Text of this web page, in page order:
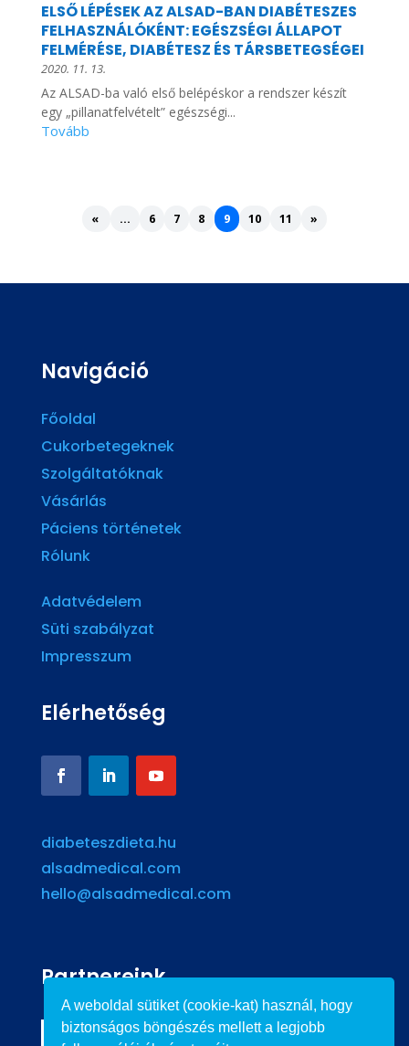
ELSŐ LÉPÉSEK AZ ALSAD-BAN DIABÉTESZES
FELHASZNÁLÓKÉNT: EGÉSZSÉGI ÁLLAPOT
FELMÉRÉSE, DIABÉTESZ ÉS TÁRSBETEGSÉGEI
2020. 11. 13.
Az ALSAD-ba való első belépéskor a rendszer készít
egy „pillanatfelvételt” egészségi...
« ... 6 7 8 9 10 11 »
Navigáció
Főoldal
Cukorbetegeknek
Szolgáltatóknak
Vásárlás
Páciens történetek
Rólunk
Adatvédelem
Süti szabályzat
Impresszum
Elérhetőség
diabeteszdieta.hu
alsadmedical.com
hello@alsadmedical.com
Partnereink
A weboldal sütiket (cookie-kat) használ, hogy
biztonságos böngészés mellett a legjobb